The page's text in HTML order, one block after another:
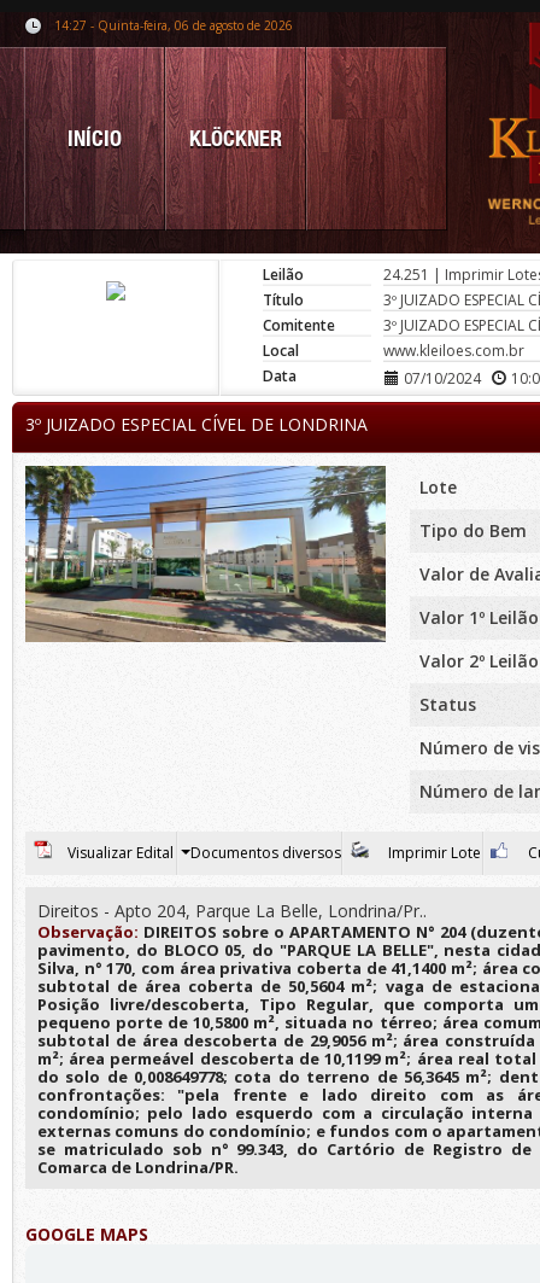
14:27 - Quinta-feira, 06 de agosto de 2026
INÍCIO KLÖCKNER
Leilão 24.251 | Imprimir
Título
3º JUIZADO ESPECIAL
Comitente
3º JUIZADO ESPECIAL
Local
www.kleiloes.com.br
Data
07/10/2024
3º JUIZADO ESPECIAL CÍVEL DE LONDRINA
Lote
Tipo do Bem
Valor de
Valor 1º Leilão
Valor 2º Leilão
Status
Número de
Número de
Visualizar Edital Documentos diversos Imprimir Lote
Direitos - Apto 204, Parque La Belle, Londrina/Pr..
Observação: DIREITOS sobre o APARTAMENTO N° 204
pavimento, do BLOCO 05, do "PARQUE LA BELLE", nesta
Silva, n° 170, com área privativa coberta de 41,1400 m²; área
subtotal de área coberta de 50,5604 m²; vaga de
Posição livre/descoberta, Tipo Regular, que comporta
pequeno porte de 10,5800 m², situada no térreo; área
subtotal de área descoberta de 29,9056 m²; área
m²; área permeável descoberta de 10,1199 m²; área real
do solo de 0,008649778; cota do terreno de 56,3645 m²;
confrontações: "pela frente e lado direito com as
condomínio; pelo lado esquerdo com a circulação
externas comuns do condomínio; e fundos com o
se matriculado sob n° 99.343, do Cartório de Registro
Comarca de Londrina/PR.
GOOGLE MAPS